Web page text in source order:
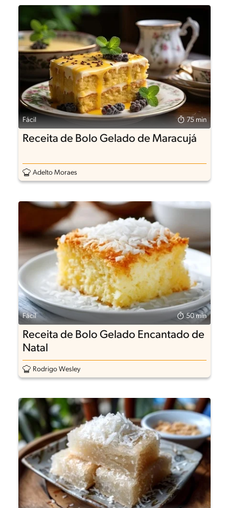
Fácil 75 min
Receita de Bolo Gelado de Maracujá
Adelto Moraes
Fácil 50 min
Receita de Bolo Gelado Encantado de
Natal
Rodrigo Wesley